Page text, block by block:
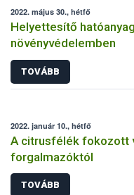
2022. május 30., hétfő
Helyettesítő
növényvédelemben
TOVÁBB
2022. január 10., hétfő
A citrusfélék fokozott
forgalmazóktól
TOVÁBB